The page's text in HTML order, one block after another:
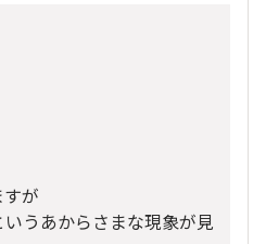
が
うあからさまな現象が見